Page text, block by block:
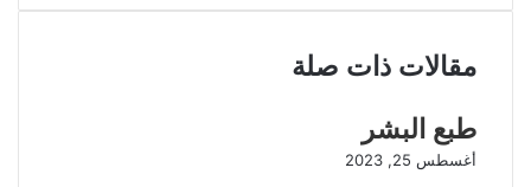
مقالات ذات صلة
طبع البشر
أغسطس 25, 2023